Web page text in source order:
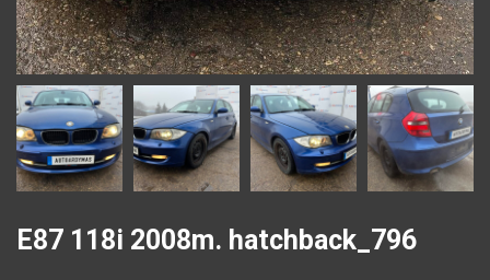
E87 118i 2008m. hatchback_796